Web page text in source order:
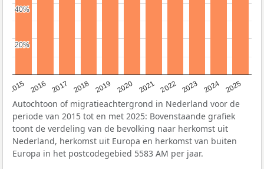
2015 2016 2017 2018 2019 2020 2021 2022 2023 2024 2025
20%
20%
40%
40%
Autochtoon of migratieachtergrond in Nederland voor de
periode van 2015 tot en met 2025: Bovenstaande grafiek
toont de verdeling van de bevolking naar herkomst uit
Nederland, herkomst uit Europa en herkomst van buiten
Europa in het postcodegebied 5583 AM per jaar.